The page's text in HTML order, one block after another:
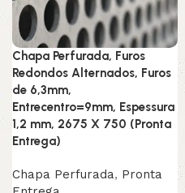
Chapa Perfurada, Furos
Redondos Alternados, Furos
de 6,3mm,
Entrecentro=9mm, Espessura
1,2 mm, 2675 X 750 (Pronta
Entrega)
Chapa Perfurada, Pronta